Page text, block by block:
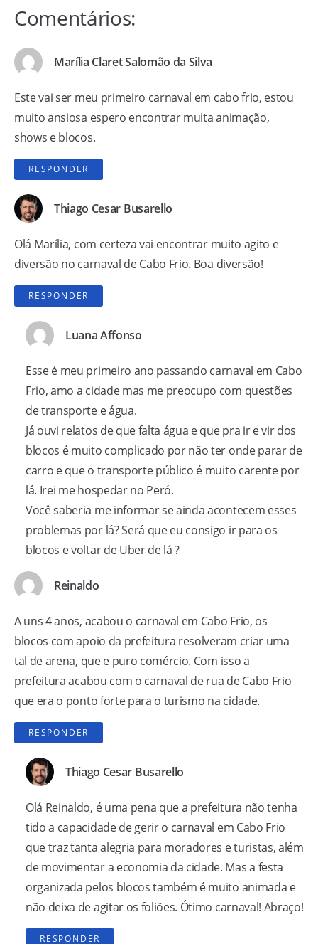
Comentários:
Marília Claret Salomão da Silva
Este vai ser meu primeiro carnaval em cabo frio, estou
muito ansiosa espero encontrar muita animação,
shows e blocos.
RESPONDER
Thiago Cesar Busarello
Olá Marília, com certeza vai encontrar muito agito e
diversão no carnaval de Cabo Frio. Boa diversão!
RESPONDER
Luana Affonso
Esse é meu primeiro ano passando carnaval em Cabo
Frio, amo a cidade mas me preocupo com questões
de transporte e água.
Já ouvi relatos de que falta água e que pra ir e vir dos
blocos é muito complicado por não ter onde parar de
carro e que o transporte público é muito carente por
lá. Irei me hospedar no Peró.
Você saberia me informar se ainda acontecem esses
problemas por lá? Será que eu consigo ir para os
blocos e voltar de Uber de lá ?
Reinaldo
A uns 4 anos, acabou o carnaval em Cabo Frio, os
blocos com apoio da prefeitura resolveram criar uma
tal de arena, que e puro comércio. Com isso a
prefeitura acabou com o carnaval de rua de Cabo Frio
que era o ponto forte para o turismo na cidade.
RESPONDER
Thiago Cesar Busarello
Olá Reinaldo, é uma pena que a prefeitura não tenha
tido a capacidade de gerir o carnaval em Cabo Frio
que traz tanta alegria para moradores e turistas, além
de movimentar a economia da cidade. Mas a festa
organizada pelos blocos também é muito animada e
não deixa de agitar os foliões. Ótimo carnaval! Abraço!
RESPONDER